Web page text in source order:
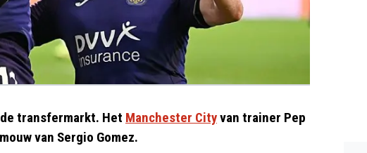
transfermarkt. Het Manchester Cityvan trainer Pep
van Sergio Gomez.